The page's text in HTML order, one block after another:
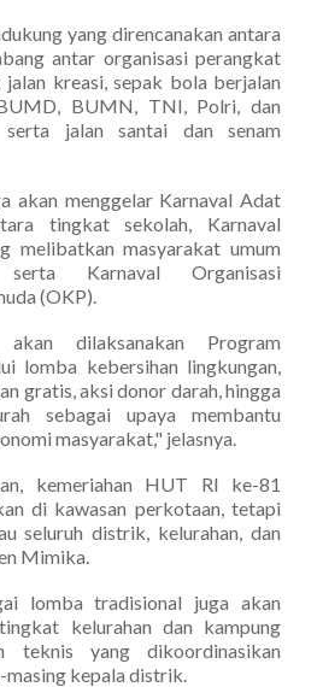
yang direncanakan antara
antar organisasi perangkat
kreasi, sepak bola berjalan
BUMN, TNI, Polri, dan
serta jalan santai dan senam
akan menggelar Karnaval Adat
tingkat sekolah, Karnaval
melibatkan masyarakat umum
Karnaval Organisasi
(OKP).
akan dilaksanakan Program
lomba kebersihan lingkungan,
gratis, aksi donor darah, hingga
sebagai upaya membantu
masyarakat," jelasnya.
kemeriahan HUT RI ke-81
di kawasan perkotaan, tetapi
seluruh distrik, kelurahan, dan
Mimika.
lomba tradisional juga akan
kelurahan dan kampung
teknis yang dikoordinasikan
masing kepala distrik.